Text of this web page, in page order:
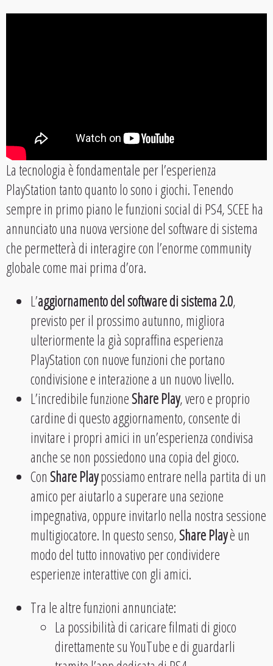
La tecnologia è fondamentale per l’esperienza
PlayStation tanto quanto lo sono i giochi. Tenendo
sempre in primo piano le funzioni social di PS4, SCEE ha
annunciato una nuova versione del software di sistema
che permetterà di interagire con l’enorme community
globale come mai prima d’ora.
L’aggiornamento del software di sistema 2.0,
previsto per il prossimo autunno, migliora
ulteriormente la già sopraffina esperienza
PlayStation con nuove funzioni che portano
condivisione e interazione a un nuovo livello.
L’incredibile funzioneShare Play, vero e proprio
cardine di questo aggiornamento, consente di
invitare i propri amici in un’esperienza condivisa
anche se non possiedono una copia del gioco.
ConShare Playpossiamo entrare nella partita di un
amico per aiutarlo a superare una sezione
impegnativa, oppure invitarlo nella nostra sessione
multigiocatore. In questo senso,Share Playè un
modo del tutto innovativo per condividere
esperienze interattive con gli amici.
Tra le altre funzioni annunciate:
La possibilità di caricare filmati di gioco
direttamente su YouTube e di guardarli